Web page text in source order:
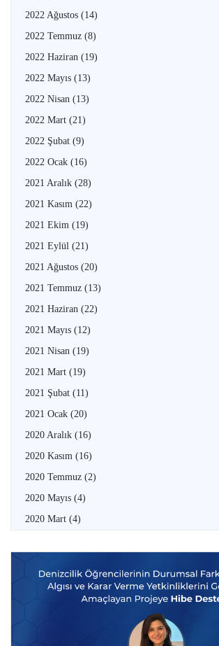
2022 Ağustos (14)
2022 Temmuz (8)
2022 Haziran (19)
2022 Mayıs (13)
2022 Nisan (13)
2022 Mart (21)
2022 Şubat (9)
2022 Ocak (16)
2021 Aralık (28)
2021 Kasım (22)
2021 Ekim (19)
2021 Eylül (21)
2021 Ağustos (20)
2021 Temmuz (13)
2021 Haziran (22)
2021 Mayıs (12)
2021 Nisan (19)
2021 Mart (19)
2021 Şubat (11)
2021 Ocak (20)
2020 Aralık (16)
2020 Kasım (16)
2020 Temmuz (2)
2020 Mayıs (4)
2020 Mart (4)